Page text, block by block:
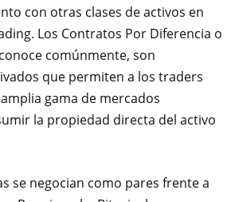
con otras clases de activos en
Los Contratos Por Diferencia o
comúnmente, son
que permiten a los traders
gama de mercados
la propiedad directa del activo
se negocian como pares frente a